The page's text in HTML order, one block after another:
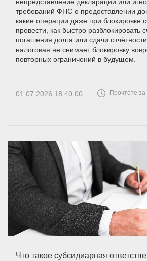
требований ФНС о предоставлении
какие операции даже при блокировке
провести, как быстро разблокировать
погашения долга или сдачи
налоговая не снимает блокировку
повторных ограничений в будущем.
01.07.2026 18:40:00 Прочтете за
Что такое субсидиарная